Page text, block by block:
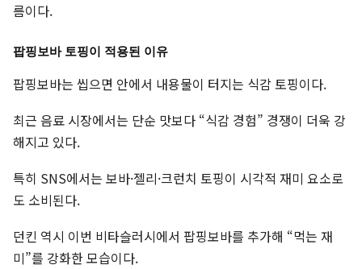
름이다.
팝핑보바 토핑이 적용된 이유
팝핑보바는 씹으면 안에서 내용물이 터지는 식감 토핑이다.
최근 음료 시장에서는 단순 맛보다 “식감 경험” 경쟁이 더욱 강
해지고 있다.
특히 SNS에서는 보바·젤리·크런치 토핑이 시각적 재미 요소로
도 소비된다.
던킨 역시 이번 비타슬러시에서 팝핑보바를 추가해 “먹는 재
미”를 강화한 모습이다.